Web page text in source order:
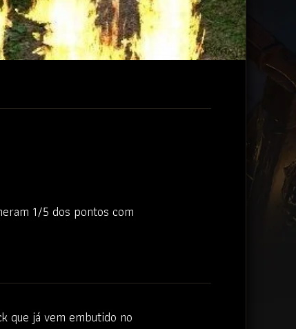
1/5 dos pontos com
que já vem embutido no